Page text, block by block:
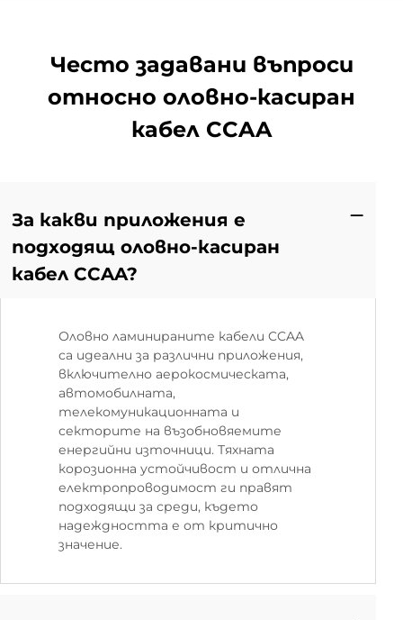
Често задавани въпроси
относно оловно-касиран
кабел CCAA
За какви приложения е
подходящ оловно-касиран
кабел CCAA?
Оловно ламинираните кабели CCAA
са идеални за различни приложения,
включително аерокосмическата,
автомобилната,
телекомуникационната и
секторите на възобновяемите
енергийни източници. Тяхната
корозионна устойчивост и отлична
електропроводимост ги правят
подходящи за среди, където
надеждността е от критично
значение.